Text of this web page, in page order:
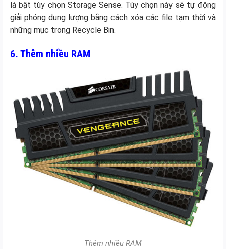
là bật tùy chọn Storage Sense. Tùy chọn này sẽ tự động
giải phóng dung lượng bằng cách xóa các file tạm thời và
những mục trong Recycle Bin.
6. Thêm nhiều RAM
Thêm nhiều RAM